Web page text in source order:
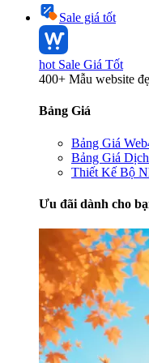
Sale giá tốt
hot Sale Giá Tốt
400+ Mẫu website
Bảng Giá
Bảng Giá
Bảng Giá
Thiết Kế Bộ
Ưu đãi dành cho